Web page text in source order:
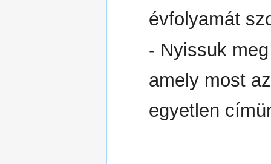
évfolyamát
- Nyissuk
amely most
egyetlen